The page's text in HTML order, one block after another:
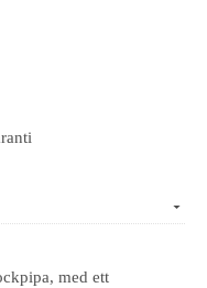
med ett